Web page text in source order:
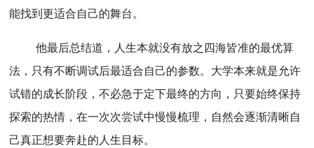
能找到更适合自己的舞台。
他最后总结道，人生本就没有放之四海皆准的最优算
法，只有不断调试后最适合自己的参数。大学本来就是允许
试错的成长阶段，不必急于定下最终的方向，只要始终保持
探索的热情，在一次次尝试中慢慢梳理，自然会逐渐清晰自
己真正想要奔赴的人生目标。